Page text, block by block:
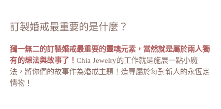
訂製婚戒最重要的是什麼？
獨一無二的訂製婚戒最重要的靈魂元素，當然就是屬於兩人獨
有的想法與故事了！ Chia Jewelry的工作就是施展一點小魔
法，將你們的故事作為婚戒主題！造專屬於每對新人的永恆定
情物！